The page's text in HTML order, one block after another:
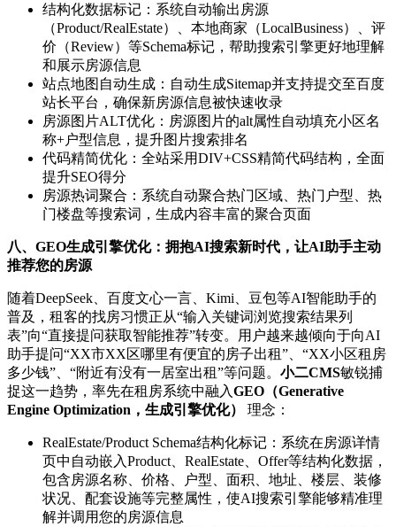
结构化数据标记：系统自动输出房源
（Product/RealEstate）、本地商家（LocalBusiness）、评
价（Review）等Schema标记，帮助搜索引擎更好地理解
和展示房源信息
站点地图自动生成：自动生成Sitemap并支持提交至百度
站长平台，确保新房源信息被快速收录
房源图片ALT优化：房源图片的alt属性自动填充小区名
称+户型信息，提升图片搜索排名
代码精简优化：全站采用DIV+CSS精简代码结构，全面
提升SEO得分
房源热词聚合：系统自动聚合热门区域、热门户型、热
门楼盘等搜索词，生成内容丰富的聚合页面
八、GEO生成引擎优化：拥抱AI搜索新时代，让AI助手主动
推荐您的房源
随着DeepSeek、百度文心一言、Kimi、豆包等AI智能助手的
普及，租客的找房习惯正从“输入关键词浏览搜索结果列
表”向“直接提问获取智能推荐”转变。用户越来越倾向于向AI
助手提问“XX市XX区哪里有便宜的房子出租”、“XX小区租房
多少钱”、“附近有没有一居室出租”等问题。 小二CMS敏锐捕
捉这一趋势，率先在租房系统中融入GEO（Generative
Engine Optimization，生成引擎优化）
理念：
RealEstate/Product Schema结构化标记：系统在房源详情
页中自动嵌入Product、RealEstate、Offer等结构化数据，
包含房源名称、价格、户型、面积、地址、楼层、装修
状况、配套设施等完整属性，使AI搜索引擎能够精准理
解并调用您的房源信息